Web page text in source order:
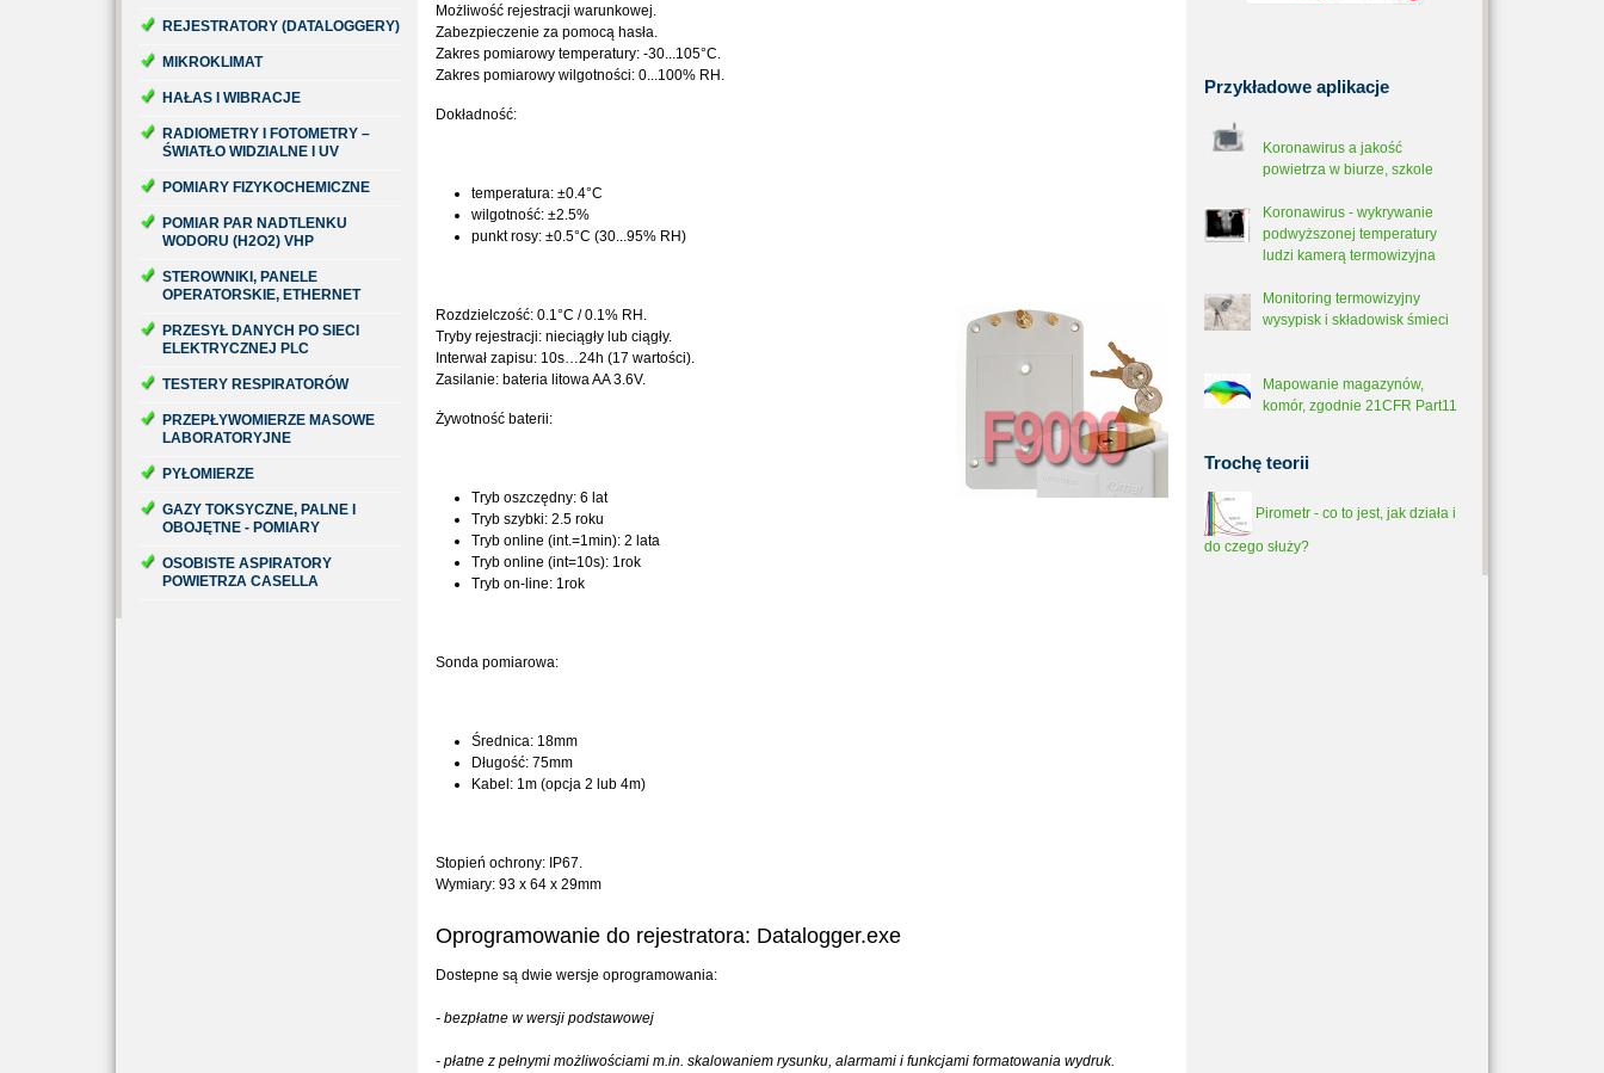
Możliwość rejestracji warunkowej.
Zabezpieczenie za pomocą hasła.
Zakres pomiarowy temperatury: -30...105°C.
Zakres pomiarowy wilgotności: 0...100% RH.
Dokładność:
temperatura: ±0.4°C
wilgotność: ±2.5%
punkt rosy: ±0.5°C (30...95% RH)
Rozdzielczość: 0.1°C / 0.1% RH.
Tryby rejestracji: nieciągły lub ciągły.
Interwał zapisu: 10s…24h (17 wartości).
Zasilanie: bateria litowa AA 3.6V.
Żywotność baterii:
Tryb oszczędny: 6 lat
Tryb szybki: 2.5 roku
Tryb online (int.=1min): 2 lata
Tryb online (int=10s): 1rok
Tryb on-line: 1rok
Sonda pomiarowa:
Średnica: 18mm
Długość: 75mm
Kabel: 1m (opcja 2 lub 4m)
Stopień ochrony: IP67.
Wymiary: 93 x 64 x 29mm
Oprogramowanie do rejestratora: Datalogger.exe
Dostepne są dwie wersje oprogramowania:
- bezpłatne w wersji podstawowej
- płatne z pełnymi możliwościami m.in. skalowaniem rysunku, alarmami i funkcjami formatowania wydruk.
REJESTRATORY (DATALOGGERY)
MIKROKLIMAT
HAŁAS I WIBRACJE
RADIOMETRY I FOTOMETRY –
ŚWIATŁO WIDZIALNE I UV
POMIARY FIZYKOCHEMICZNE
POMIAR PAR NADTLENKU
WODORU (H2O2) VHP
STEROWNIKI, PANELE
OPERATORSKIE, ETHERNET
PRZESYŁ DANYCH PO SIECI
ELEKTRYCZNEJ PLC
TESTERY RESPIRATORÓW
PRZEPŁYWOMIERZE MASOWE
LABORATORYJNE
PYŁOMIERZE
GAZY TOKSYCZNE, PALNE I
OBOJĘTNE - POMIARY
OSOBISTE ASPIRATORY
POWIETRZA CASELLA
Przykładowe aplikacje
Koronawirus a jakość
powietrza w biurze, szkole
Koronawirus - wykrywanie
podwyższonej temperatury
ludzi kamerą termowizyjna
Monitoring termowizyjny
wysypisk i składowisk śmieci
Mapowanie magazynów,
komór, zgodnie 21CFR Part11
Trochę teorii
Pirometr - co to jest, jak działa i
do czego służy?